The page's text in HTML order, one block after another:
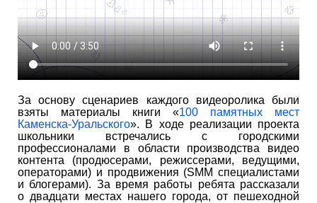
За основу сценариев каждого видеоролика были
взяты материалы книги «100 памятных мест
Каменска-Уральского». В ходе реализации проекта
школьники встречались с городскими
профессионалами в области производства видео
контента (продюсерами, режиссерами, ведущими,
операторами) и продвижения (SMM специалистами
и блогерами). За время работы ребята рассказали
о двадцати местах нашего города, от пешеходной